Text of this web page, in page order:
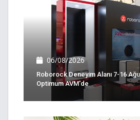
06/08/2026
Roborock Deneyim Alanı 7-16
Optimum AVM'de